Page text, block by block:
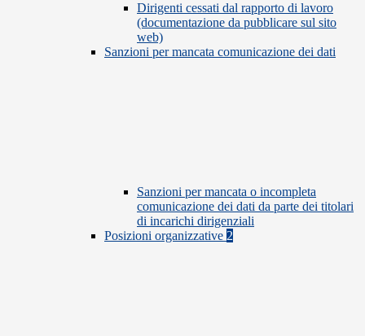
Dirigenti cessati dal rapporto di lavoro
(documentazione da pubblicare sul sito
web)
Sanzioni per mancata comunicazione dei dati
Sanzioni per mancata o incompleta
comunicazione dei dati da parte dei titolari
di incarichi dirigenziali
Posizioni organizzative 2